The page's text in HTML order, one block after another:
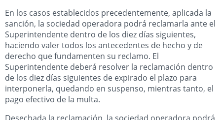
En los casos establecidos precedentemente, aplicada la
sanción, la sociedad operadora podrá reclamarla ante el
Superintendente dentro de los diez días siguientes,
haciendo valer todos los antecedentes de hecho y de
derecho que fundamenten su reclamo. El
Superintendente deberá resolver la reclamación dentro
de los diez días siguientes de expirado el plazo para
interponerla, quedando en suspenso, mientras tanto, el
pago efectivo de la multa.